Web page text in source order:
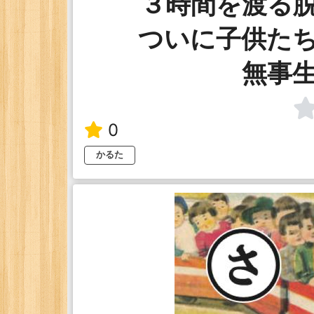
ついに子供た
無事
0
かるた